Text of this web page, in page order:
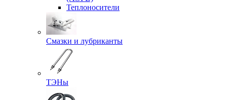
Теплоносители
Смазки и лубриканты
ТЭНы